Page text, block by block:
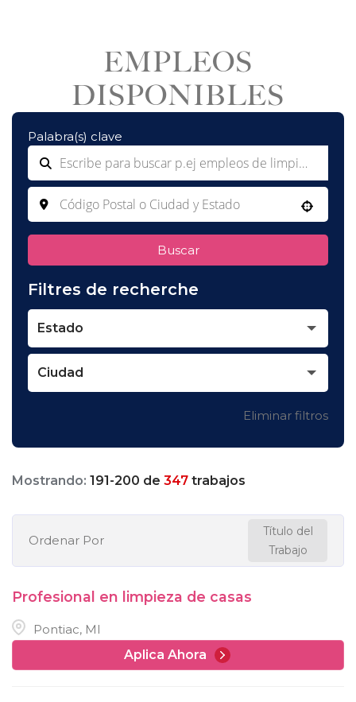
EMPLEOS
DISPONIBLES
Palabra(s) clave
Buscar
Filtres de recherche
Estado
Ciudad
Eliminar filtros
Mostrando: 191-200 de 347 trabajos
Ordenar Por
Título del
Trabajo
Profesional en limpieza de casas
Pontiac, MI
Aplica Ahora